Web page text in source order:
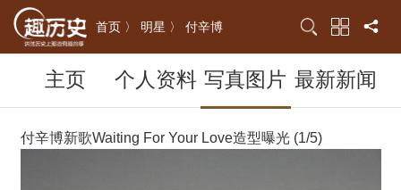
首页 〉 明星 〉 付辛博
主页 个人资料 写真图片 最新新闻
付辛博新歌Waiting For Your Love造型曝光 (1/5)